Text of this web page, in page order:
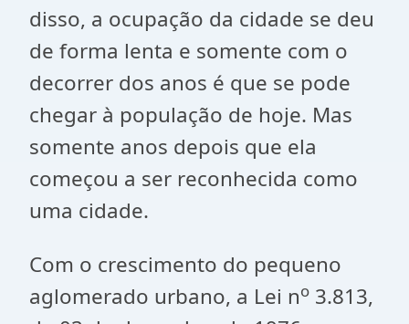
disso, a ocupação da cidade se deu
de forma lenta e somente com o
decorrer dos anos é que se pode
chegar à população de hoje. Mas
somente anos depois que ela
começou a ser reconhecida como
uma cidade.
Com o crescimento do pequeno
aglomerado urbano, a Lei no 3.813,